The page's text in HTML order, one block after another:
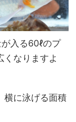
入る60ℓのプ
くなりますよ
横に泳げる面積